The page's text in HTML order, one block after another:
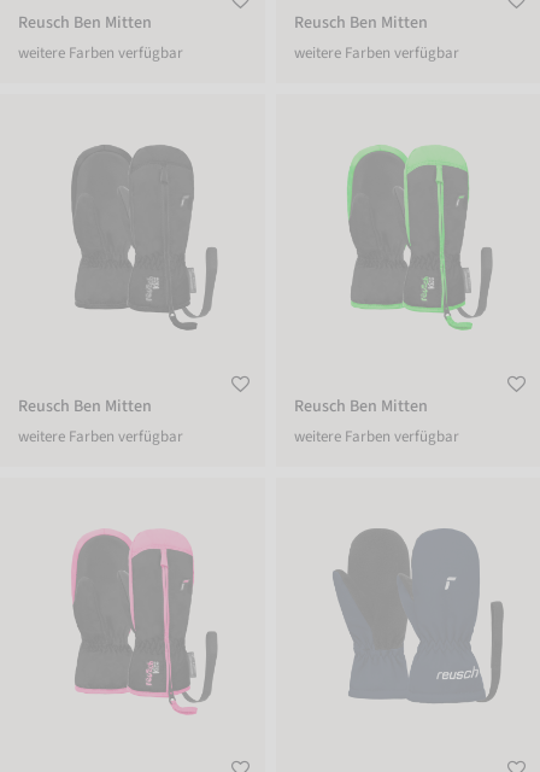
Reusch Ben Mitten
weitere Farben verfügbar
Reusch Ben Mitten
weitere Farben verfügbar
Reusch Ben Mitten
weitere Farben verfügbar
Reusch Ben Mitten
weitere Farben verfügbar